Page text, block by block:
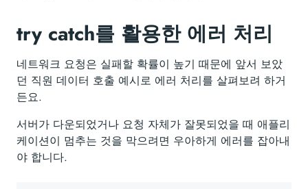
try catch를 활용한 에러 처리
네트워크 요청은 실패할 확률이 높기 때문에 앞서 보았
던 직원 데이터 호출 예시로 에러 처리를 살펴보려 하거
든요.
서버가 다운되었거나 요청 자체가 잘못되었을 때 애플리
케이션이 멈추는 것을 막으려면 우아하게 에러를 잡아내
야 합니다.